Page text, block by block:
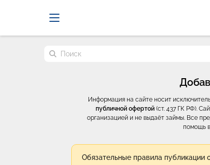
Поиск по сайту
Информация на сайте носит
публичной офертой (ст. 437 ГК РФ).
организацией и не выдаёт займы. Все
помощь
Обязательные правила публикации